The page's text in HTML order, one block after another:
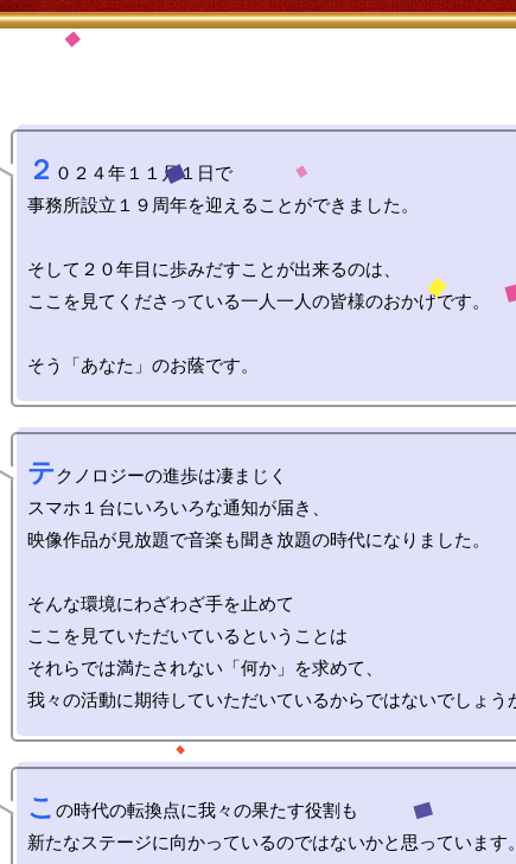
２ ０２４年１１月１日で
事務所設立１９周年を迎えることができました。
そして２０年目に歩みだすことが出来るのは、
ここを見てくださっている一人一人の皆様のおかげです。
テクノロジーの進歩は凄まじく
スマホ１台にいろいろな通知が届き、
映像作品が見放題で音楽も聞き放題の時代になりました。
そんな環境にわざわざ手を止めて
ここを見ていただいているということは
それらでは満たされない「何か」を求めて、
こ の時代の転換点に我々の果たす役割も
新たなステージに向かっているのではないかと思っています。